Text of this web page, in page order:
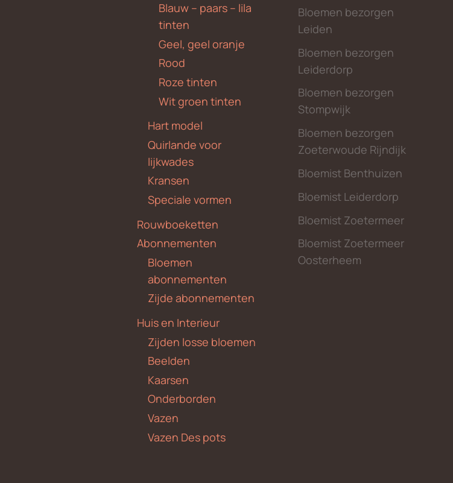
Blauw – paars – lila
tinten
Geel, geel oranje
Rood
Roze tinten
Wit groen tinten
Hart model
Quirlande voor
lijkwades
Kransen
Speciale vormen
Rouwboeketten
Abonnementen
Bloemen
abonnementen
Zijde abonnementen
Huis en Interieur
Zijden losse bloemen
Beelden
Kaarsen
Onderborden
Vazen
Vazen Des pots
Bloemen bezorgen
Leiden
Bloemen bezorgen
Leiderdorp
Bloemen bezorgen
Stompwijk
Bloemen bezorgen
Zoeterwoude Rijndijk
Bloemist Benthuizen
Bloemist Leiderdorp
Bloemist Zoetermeer
Bloemist Zoetermeer
Oosterheem